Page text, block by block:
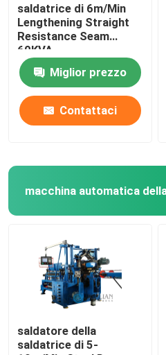
saldatrice di 6m/Min
Lengthening Straight
Resistance Seam
60KVA
Miglior prezzo
Contattaci
saldatore della
saldatrice di 5-